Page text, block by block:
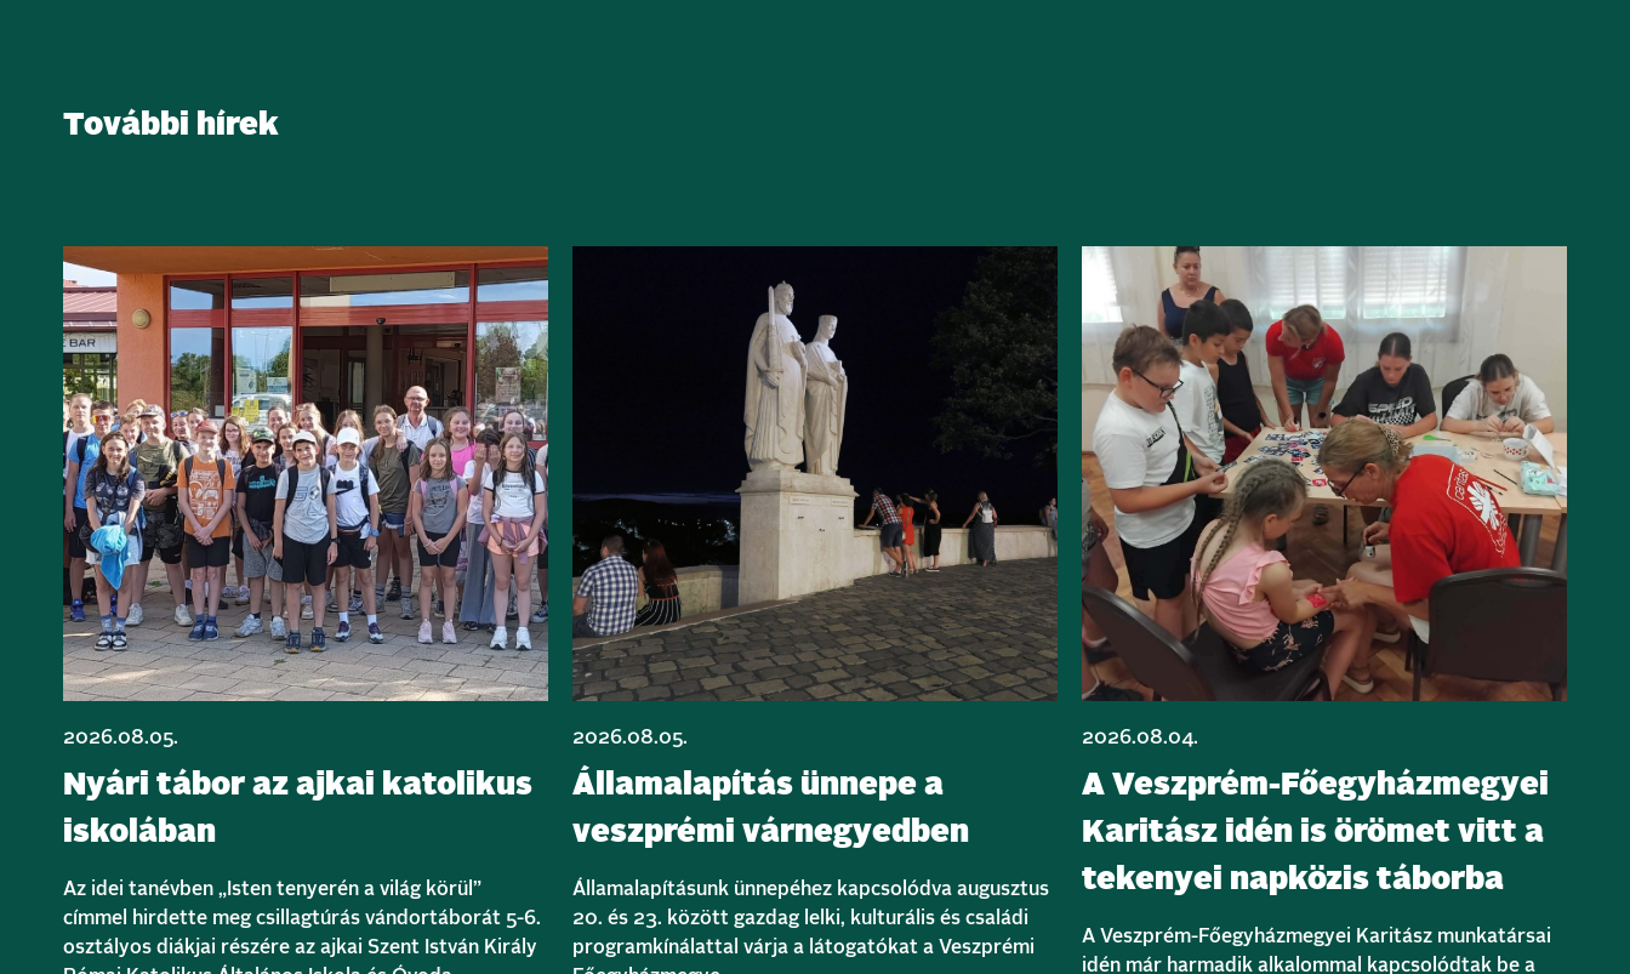
További hírek
2026.08.05.
Nyári tábor az ajkai katolikus
iskolában
Az idei tanévben „Isten tenyerén a világ körül”
címmel hirdette meg csillagtúrás vándortáborát 5-6.
osztályos diákjai részére az ajkai Szent István Király
2026.08.05.
Államalapítás ünnepe a
veszprémi várnegyedben
Államalapításunk ünnepéhez kapcsolódva augusztus
20. és 23. között gazdag lelki, kulturális és családi
programkínálattal várja a látogatókat a Veszprémi
2026.08.04.
A Veszprém-Főegyházmegyei
Karitász idén is örömet vitt a
tekenyei napközis táborba
A Veszprém-Főegyházmegyei Karitász munkatársai
idén már harmadik alkalommal kapcsolódtak be a